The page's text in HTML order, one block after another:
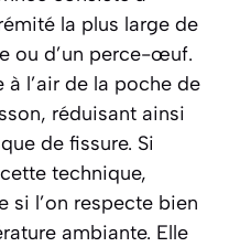
la plus large de
ou d’un perce-œuf.
l’air de la poche de
réduisant ainsi
de fissure. Si
technique,
si l’on respecte bien
ambiante. Elle